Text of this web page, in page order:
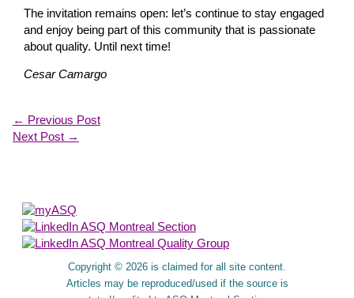
The invitation remains open: let’s continue to stay engaged
and enjoy being part of this community that is passionate
about quality. Until next time!
Cesar Camargo
← Previous Post
Next Post →
Copyright © 2026 is claimed for all site content.
Articles may be reproduced/used if the source is